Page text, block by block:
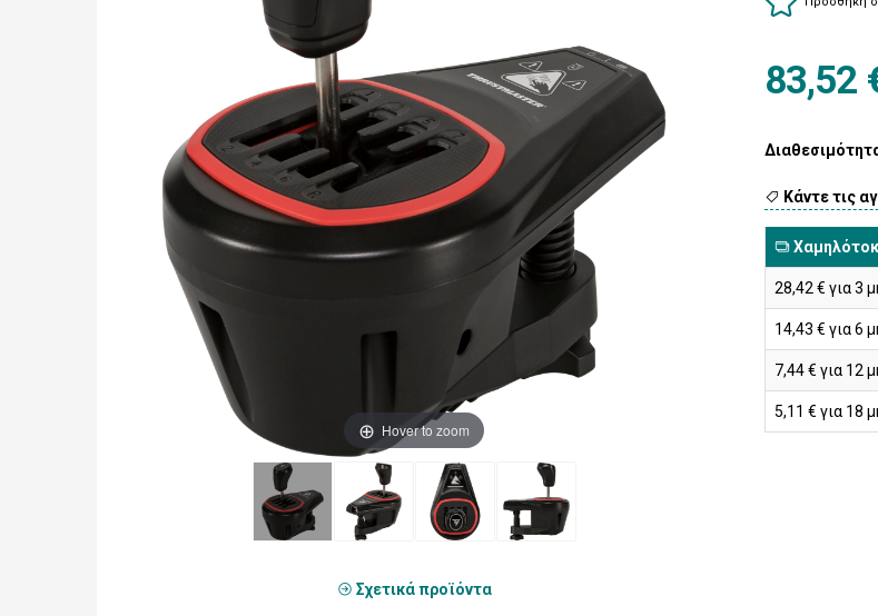
Hover to zoom
Σχετικά προϊόντα
83,52
Κάντε τις
28,42 € για 3
14,43 € για 6
7,44 € για 12
5,11 € για 18